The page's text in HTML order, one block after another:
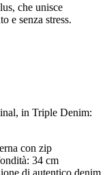
che unisce
e senza stress.
in Triple Denim:
con zip
34 cm
di autentico denim